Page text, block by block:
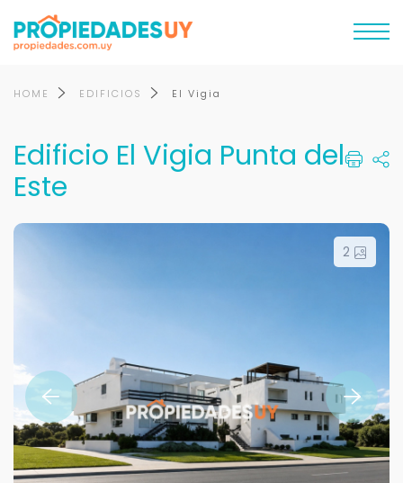
HOME EDIFICIOS El Vigia
Edificio El Vigia Punta del
Este
2